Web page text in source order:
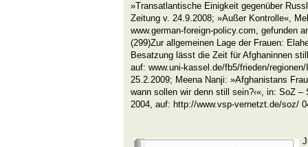
»Transatlantische Einigkeit gegenüber
Zeitung v. 24.9.2008; »Außer Kontrolle«,
www.german-foreign-policy.com, gefunden
(299)Zur allgemeinen Lage der Frauen:
Besatzung lässt die Zeit für Afghaninnen
auf: www.uni-kassel.de/fb5/frieden/
25.2.2009; Meena Nanji: »Afghanistans
wann sollen wir denn still sein?‹«, in: SoZ
2004, auf: http://www.vsp-vernetzt.de/soz/